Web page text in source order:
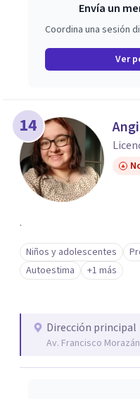
Envía un
Coordina una sesión
Ver
14
.
Niños y adolescentes
Autoestima
+1 más
Dirección principal
Av. Francisco